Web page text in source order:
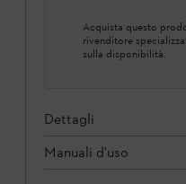
Acquista questo
rivenditore
sulla disponibilità.
Dettagli
Manuali d'uso